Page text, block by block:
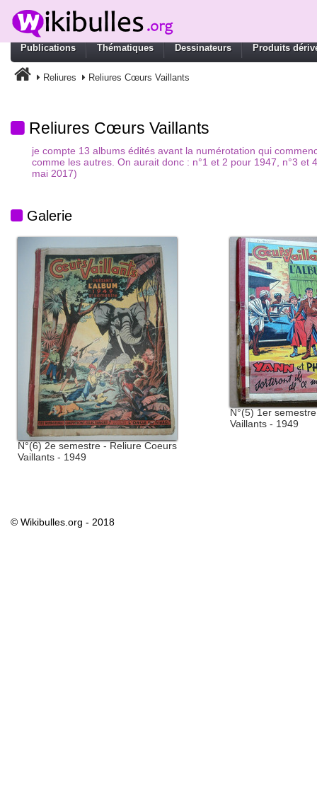
Publications Thématiques Dessinateurs Produits
Reliures Reliures Cœurs Vaillants
Reliures Cœurs Vaillants
je compte 13 albums édités avant la numérotation qui
comme les autres. On aurait donc : n°1 et 2 pour 1947, n°3
mai 2017)
Galerie
N°(6) 2e semestre - Reliure Coeurs
Vaillants - 1949
N°(5) 1er
Vaillants - 1949
© Wikibulles.org - 2018